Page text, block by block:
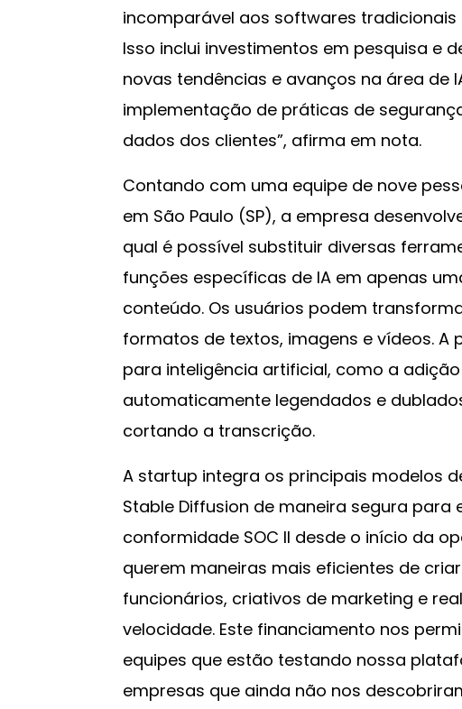
incomparável aos softwares
Isso inclui investimentos em pesquisa e
novas tendências e avanços na área de
implementação de práticas de
dados dos clientes”, afirma em nota.
Contando com uma equipe de nove
em São Paulo (SP), a empresa
qual é possível substituir diversas
funções específicas de IA em apenas
conteúdo. Os usuários podem
formatos de textos, imagens e vídeos.
para inteligência artificial, como a
automaticamente legendados e
cortando a transcrição.
A startup integra os principais modelos
Stable Diffusion de maneira segura para
conformidade SOC II desde o início da
querem maneiras mais eficientes de
funcionários, criativos de marketing e
velocidade. Este financiamento nos
equipes que estão testando nossa
empresas que ainda não nos